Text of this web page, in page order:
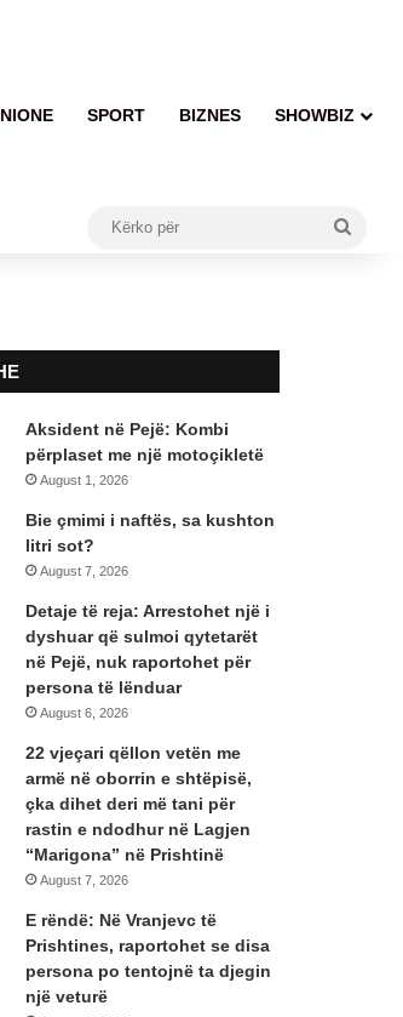
SPORT BIZNES SHOWBIZ
Aksident në Pejë: Kombi
përplaset me një motoçikletë
August 1, 2026
Bie çmimi i naftës, sa kushton
litri sot?
August 7, 2026
Detaje të reja: Arrestohet një i
dyshuar që sulmoi qytetarët
në Pejë, nuk raportohet për
persona të lënduar
August 6, 2026
22 vjeçari qëllon vetën me
armë në oborrin e shtëpisë,
çka dihet deri më tani për
rastin e ndodhur në Lagjen
“Marigona” në Prishtinë
August 7, 2026
E rëndë: Në Vranjevc të
Prishtines, raportohet se disa
persona po tentojnë ta djegin
një veturë